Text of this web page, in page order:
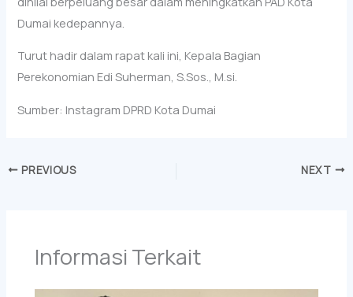
Dumai kedepannya.
Turut hadir dalam rapat kali ini, Kepala Bagian
Perekonomian Edi Suherman, S.Sos., M.si.
Sumber: Instagram DPRD Kota Dumai
PREVIOUS NEXT
Informasi Terkait